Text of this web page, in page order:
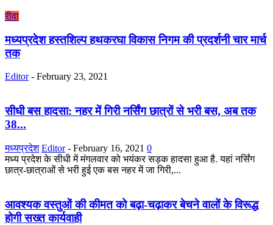
रीवा
मध्यप्रदेश हस्तशिल्प हथकरघा विकास निगम की प्रदर्शनी चार मार्च
तक
Editor - February 23, 2021
सीधी बस हादसा: नहर में गिरी नर्सिंग छात्रों से भरी बस, अब तक
38...
मध्यप्रदेश Editor - February 16, 2021 0
मध्य प्रदेश के सीधी में मंगलवार को भयंकर सड़क हादसा हुआ है. यहां नर्सिंग
छात्र-छात्राओं से भरी हुई एक बस नहर में जा गिरी,...
आवश्यक वस्तुओं की कीमत को बढ़ा-चढ़ाकर बेचने वालों के विरूद्ध
होगी सख्त कार्यवाही